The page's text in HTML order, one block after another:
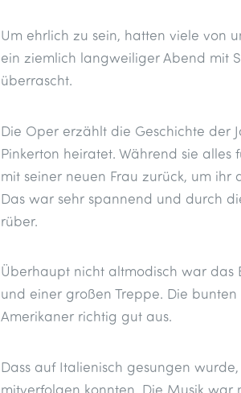
Um ehrlich zu sein, hatten viele von
ein ziemlich langweiliger Abend mit
überrascht.
Die Oper erzählt die Geschichte der
Pinkerton heiratet. Während sie
mit seiner neuen Frau zurück, um
Das war sehr spannend und durch
rüber.
Überhaupt nicht altmodisch war das
und einer großen Treppe. Die
Amerikaner richtig gut aus.
Dass auf Italienisch gesungen
mitverfolgen konnten. Die Musik